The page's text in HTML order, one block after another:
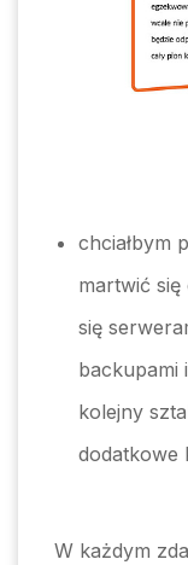
chciałbym
martwić się
się
backupami
kolejny
dodatkowe
W każdym